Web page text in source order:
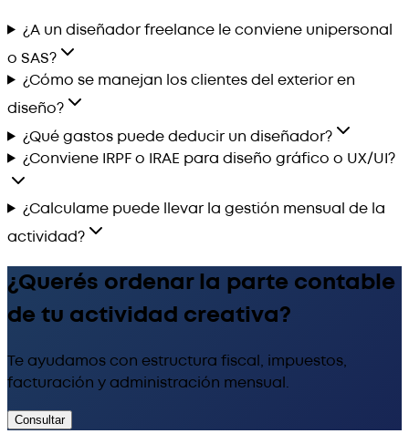
¿A un diseñador freelance le conviene unipersonal
o SAS?
¿Cómo se manejan los clientes del exterior en
diseño?
¿Qué gastos puede deducir un diseñador?
¿Conviene IRPF o IRAE para diseño gráfico o UX/UI?
¿Calculame puede llevar la gestión mensual de la
actividad?
¿Querés ordenar la parte contable
de tu actividad creativa?
Te ayudamos con estructura fiscal, impuestos,
facturación y administración mensual.
Consultar